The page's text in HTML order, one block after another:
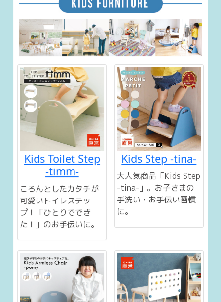
Kids Toilet Step
-timm-
ころんとしたカタチが
可愛いトイレステッ
プ！「ひとりででき
た！」のお手伝いに。
Kids Step -tina-
大人気商品「Kids Step
-tina-」。お子さまの
手洗い・お手伝い習慣